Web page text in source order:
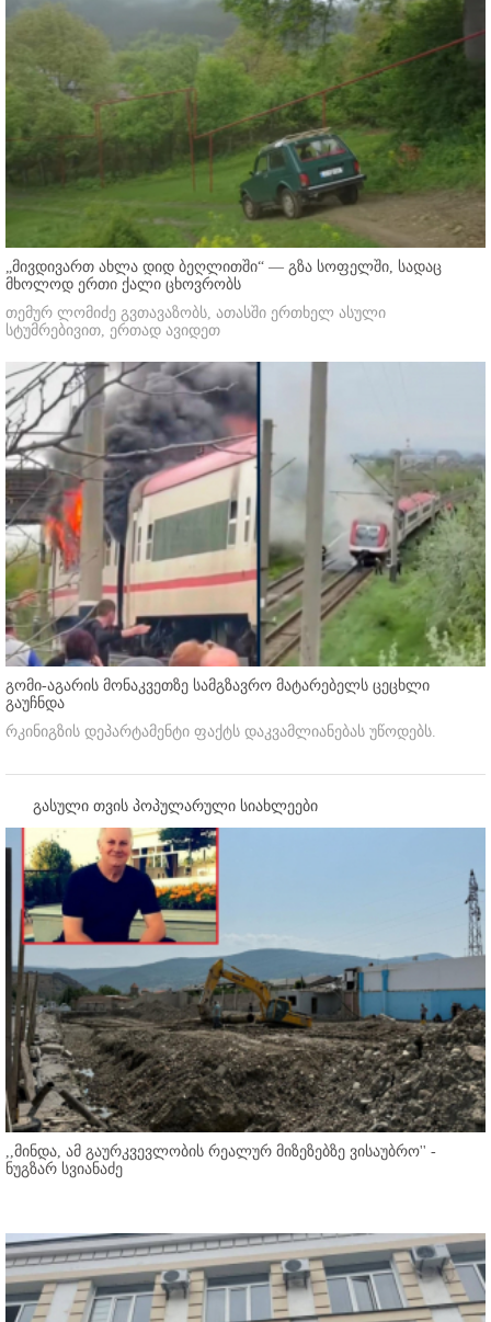
„მივდივართ ახლა დიდ ბეღლითში“ — გზა სოფელში, სადაც
მხოლოდ ერთი ქალი ცხოვრობს
თემურ ლომიძე გვთავაზობს, ათასში ერთხელ ასული
სტუმრებივით, ერთად ავიდეთ
გომი-აგარის მონაკვეთზე სამგზავრო მატარებელს ცეცხლი
გაუჩნდა
რკინიგზის დეპარტამენტი ფაქტს დაკვამლიანებას უწოდებს.
გასული თვის პოპულარული სიახლეები
,,მინდა, ამ გაურკვევლობის რეალურ მიზეზებზე ვისაუბრო'' -
ნუგზარ სვიანაძე